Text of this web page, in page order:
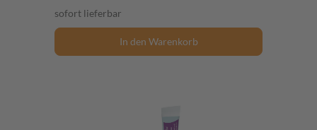
sofort lieferbar
In den Warenkorb